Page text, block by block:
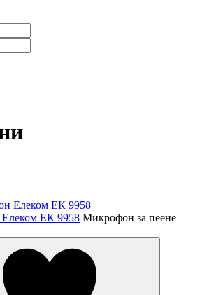
ЕК 9958 Микрофон за пеене